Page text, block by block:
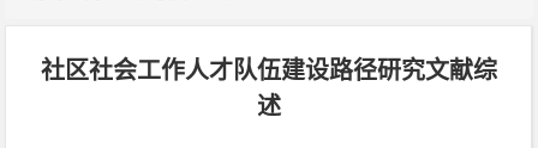
社区社会工作人才队伍建设路径研究文献综
述